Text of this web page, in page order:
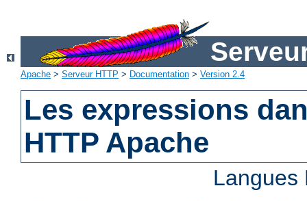
Apache > Serveur HTTP > Documentation > Version 2.4
Les expressions
HTTP Apache